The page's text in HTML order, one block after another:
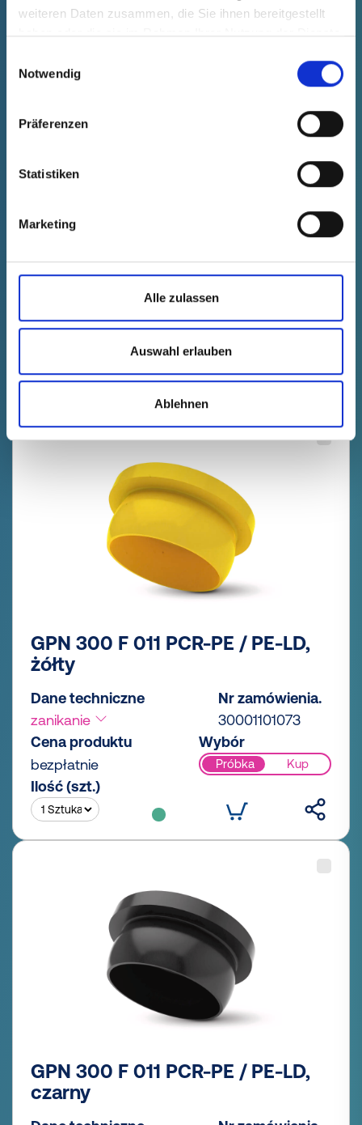
weiteren Daten zusammen, die Sie ihnen bereitgestellt
haben oder die sie im Rahmen Ihrer Nutzung der Dienste
Notwendig
Präferenzen
Statistiken
Marketing
Alle zulassen
Auswahl erlauben
Ablehnen
GPN 300 F 011 PCR-PE, niebieski
bezpłatnie
GPN 300 F 011 PCR-PE / PE-LD,
żółty
Dane techniczne
zanikanie
Nr zamówienia.
30001101073
Cena produktu
bezpłatnie
Wybór
Próbka Kup
Ilość (szt.)
GPN 300 F 011 PCR-PE / PE-LD,
czarny